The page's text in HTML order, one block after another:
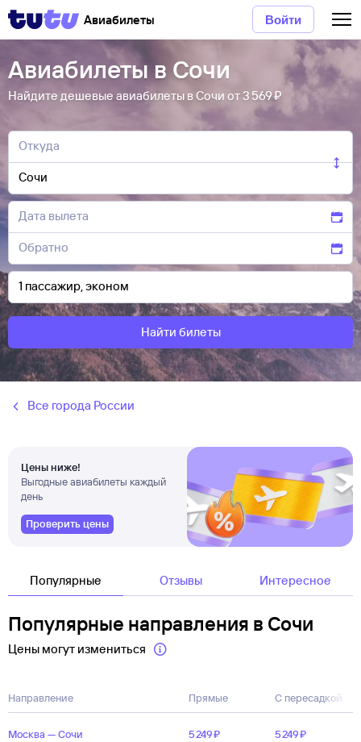
Авиабилеты Войти
Авиабилеты в Сочи
Найдите дешевые авиабилеты в Сочи от 3 ⁠569 ⁠₽
Найти билеты
Все города России
Цены ниже!
Выгодные авиабилеты каждый
день
Проверить цены
Популярные Отзывы Интересное
Популярные направления в Сочи
Цены могут измениться
Направление Прямые С пересадкой
Москва — Сочи
5 ⁠249 ⁠₽
5 ⁠249 ⁠₽